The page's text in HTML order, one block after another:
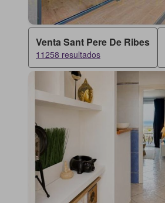
Venta Sant Pere De Ribes
11258 resultados